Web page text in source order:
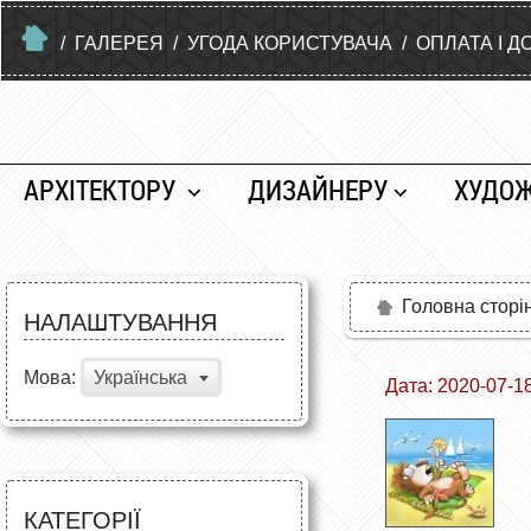
/ ГАЛЕРЕЯ / УГОДА КОРИСТУВАЧА / ОПЛАТА І
АРХІТЕКТОРУ ДИЗАЙНЕРУ
НАЛАШТУВАННЯ
Мова: Українська
КАТЕГОРІЇ
Головна
Дата: 2020-07-